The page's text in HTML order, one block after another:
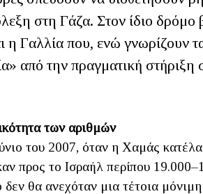
στη Γάζα. Στον ίδιο δρόμο
η Γαλλία που, ενώ γνωρίζουν
από την πραγματική στήριξη
των αριθμών
του 2007, όταν η Χαμάς
προς το Ισραήλ περίπου
θα ανεχόταν μια τέτοια